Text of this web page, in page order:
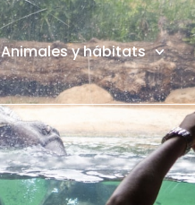
Animales y hábitats